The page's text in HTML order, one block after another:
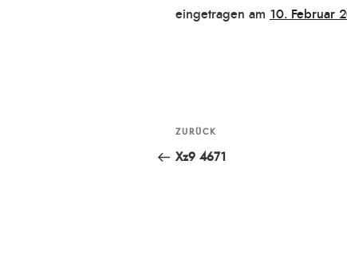
eingetragen am Veröffentlicht
10. Februar
Beitragsnavigation
Vorheriger
Beitrag
ZURÜCK
Xz9 4671